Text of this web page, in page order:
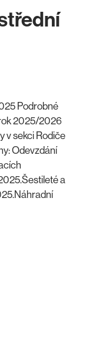
Podrobné
2025/2026
v sekci Rodiče
Odevzdání
a